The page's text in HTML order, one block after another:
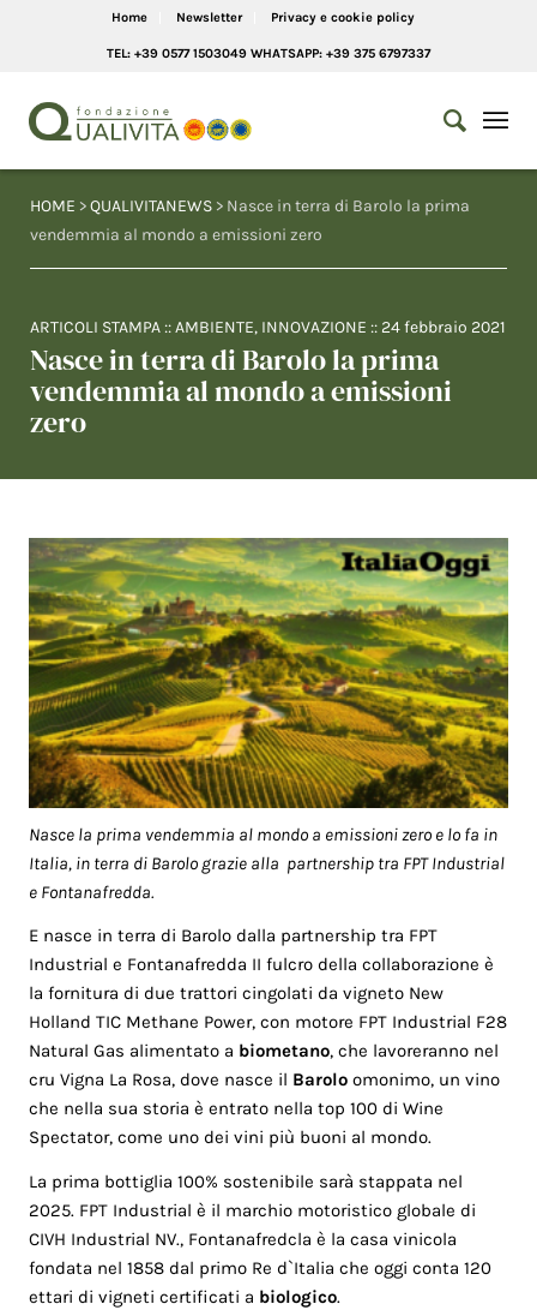
Home Newsletter Privacy e cookie policy
TEL: +39 0577 1503049 WHATSAPP: +39 375 6797337
HOME >QUALIVITANEWS > Nasce in terra di Barolo la prima
vendemmia al mondo a emissioni zero
ARTICOLI STAMPA ::AMBIENTE, INNOVAZIONE :: 24 febbraio 2021
Nasce in terra di Barolo la prima
vendemmia al mondo a emissioni
zero
Nasce la prima vendemmia al mondo a emissioni zero e lo fa in
Italia, in terra di Barolo grazie alla partnership tra FPT Industrial
e Fontanafredda.
E nasce in terra di Barolo dalla partnership tra FPT
Industrial e Fontanafredda II fulcro della collaborazione è
la fornitura di due trattori cingolati da vigneto New
Holland TIC Methane Power, con motore FPT Industrial F28
Natural Gas alimentato a biometano, che lavoreranno nel
cru Vigna La Rosa, dove nasce il Barolo omonimo, un vino
che nella sua storia è entrato nella top 100 di Wine
Spectator, come uno dei vini più buoni al mondo.
La prima bottiglia 100% sostenibile sarà stappata nel
2025. FPT Industrial è il marchio motoristico globale di
CIVH Industrial NV., Fontanafredcla è la casa vinicola
fondata nel 1858 dal primo Re d`Italia che oggi conta 120
ettari di vigneti certificati a biologico.